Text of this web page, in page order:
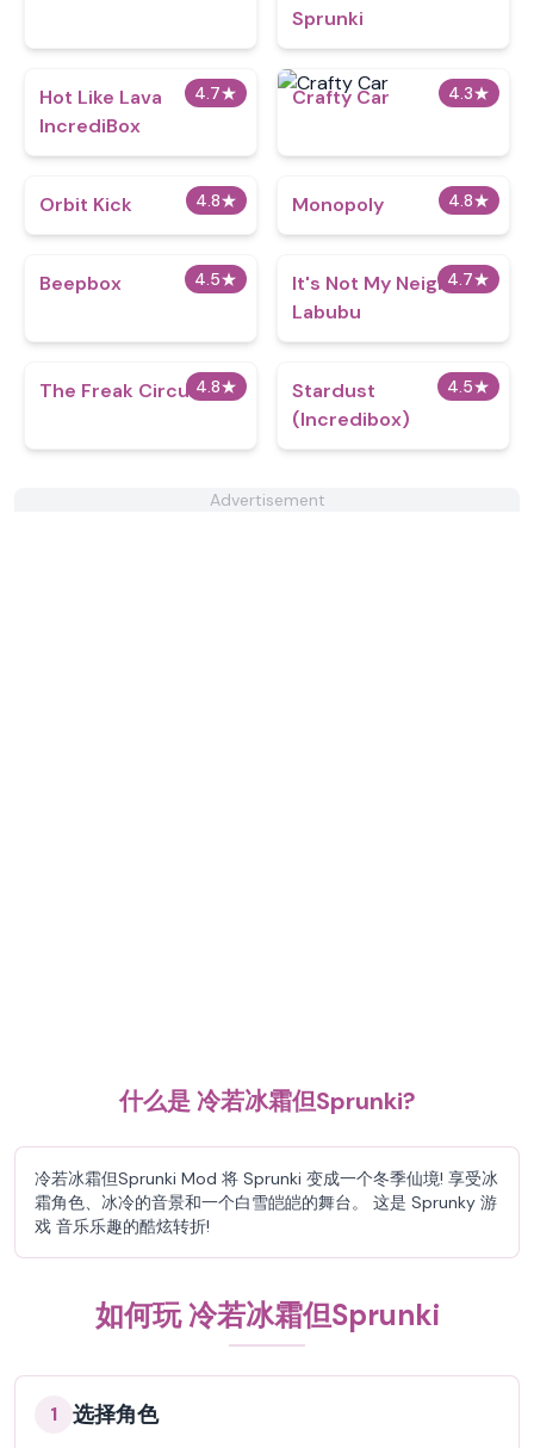
Sprunki
4.7★
Hot Like Lava
IncrediBox
4.3★
Crafty Car
4.8★
Orbit Kick 4.8★
Monopoly
4.5★
Beepbox 4.7★
It's Not My Neighbor:
Labubu
4.8★
The Freak Circus 4.5★
Stardust
(Incredibox)
Advertisement
什么是 冷若冰霜但Sprunki?
冷若冰霜但Sprunki Mod 将 Sprunki 变成一个冬季仙境! 享受冰
霜角色、冰冷的音景和一个白雪皑皑的舞台。 这是 Sprunky 游
戏 音乐乐趣的酷炫转折!
如何玩 冷若冰霜但Sprunki
1 选择角色